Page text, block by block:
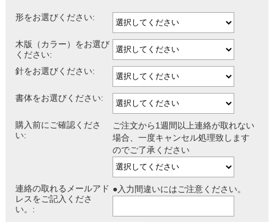
形をお選びください:
木版（カラー）をお選び
ください:
針をお選びください:
書体をお選びください:
購入前にご確認くださ
い:
ご注文から1週間以上連絡が取れない
場合、一度キャンセル処理致します
のでご了承ください
連絡の取れるメールアド
レスをご記入くださ
い。:
●入力間違いにはご注意ください。